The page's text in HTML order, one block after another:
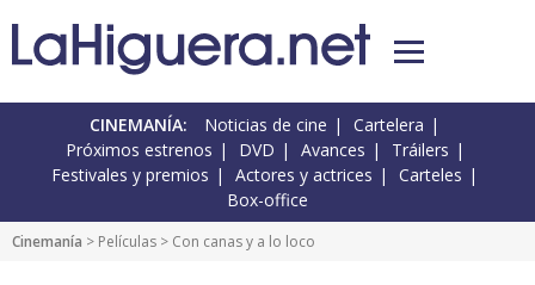
CINEMANÍA: Noticias de cine
Cartelera
Próximos estrenos
DVD Avances
Tráilers
Festivales y premios
Actores y actrices
Carteles
Box-office
Cinemanía > Películas > Con canas y a lo loco